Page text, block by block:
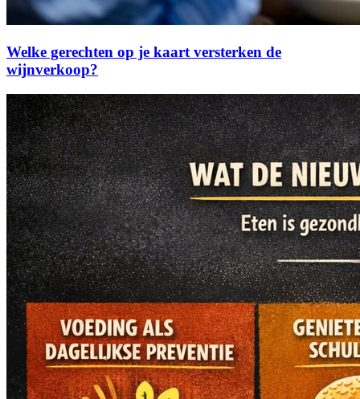
Welke gerechten op je kaart versterken de
wijnverkoop?